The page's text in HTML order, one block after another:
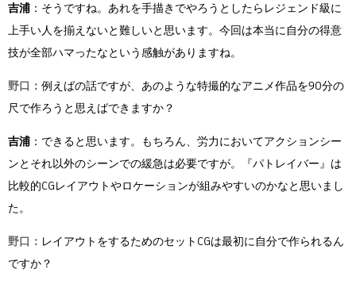
吉浦 ：そうですね。あれを手描きでやろうとしたらレジェンド級に
上手い人を揃えないと難しいと思います。今回は本当に自分の得意
技が全部ハマったなという感触がありますね。
野口： 例えばの話ですが、あのような特撮的なアニメ作品を90分の
尺で作ろうと思えばできますか？
吉浦 ：できると思います。もちろん、労力においてアクションシー
ンとそれ以外のシーンでの緩急は必要ですが。『パトレイバー』は
比較的CGレイアウトやロケーションが組みやすいのかなと思いまし
た。
野口： レイアウトをするためのセットCGは最初に自分で作られるん
ですか？